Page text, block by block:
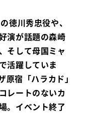
徳川秀忠役や、
演が話題の森崎
そして母国ミャ
活躍していま
宿「ハラカド」
レートのないカ
。イベント終了